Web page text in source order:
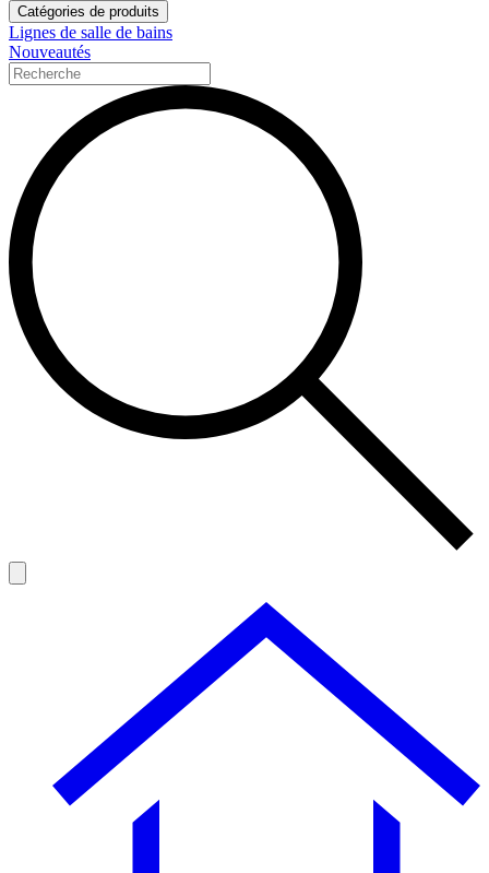
Catégories de produits
Lignes de salle de bains
Nouveautés